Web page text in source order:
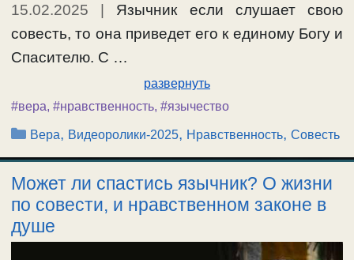
15.02.2025 | Язычник если слушает свою
совесть, то она приведет его к единому Богу и
Спасителю. С …
развернуть
#вера, #нравственность, #язычество
Рубрики
Вера, Видеоролики-2025, Нравственность,Совесть
Может ли спастись язычник? О жизни
по совести, и нравственном законе в
душе